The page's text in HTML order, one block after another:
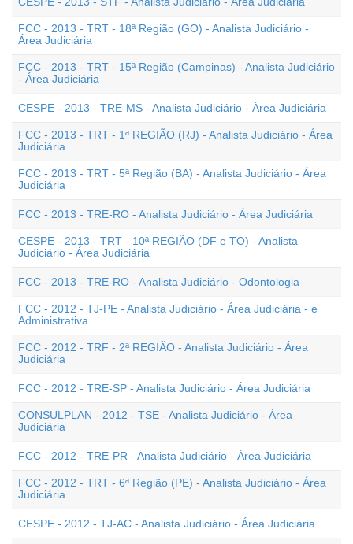
FCC - 2013 - TRT - 18ª Região (GO) - Analista Judiciário -
Área Judiciária
FCC - 2013 - TRT - 15ª Região (Campinas) - Analista Judiciário
- Área Judiciária
CESPE - 2013 - TRE-MS - Analista Judiciário - Área Judiciária
FCC - 2013 - TRT - 1ª REGIÃO (RJ) - Analista Judiciário - Área
Judiciária
FCC - 2013 - TRT - 5ª Região (BA) - Analista Judiciário - Área
Judiciária
FCC - 2013 - TRE-RO - Analista Judiciário - Área Judiciária
CESPE - 2013 - TRT - 10ª REGIÃO (DF e TO) - Analista
Judiciário - Área Judiciária
FCC - 2013 - TRE-RO - Analista Judiciário - Odontologia
FCC - 2012 - TJ-PE - Analista Judiciário - Área Judiciária - e
Administrativa
FCC - 2012 - TRF - 2ª REGIÃO - Analista Judiciário - Área
Judiciária
FCC - 2012 - TRE-SP - Analista Judiciário - Área Judiciária
CONSULPLAN - 2012 - TSE - Analista Judiciário - Área
Judiciária
FCC - 2012 - TRE-PR - Analista Judiciário - Área Judiciária
FCC - 2012 - TRT - 6ª Região (PE) - Analista Judiciário - Área
Judiciária
CESPE - 2012 - TJ-AC - Analista Judiciário - Área Judiciária